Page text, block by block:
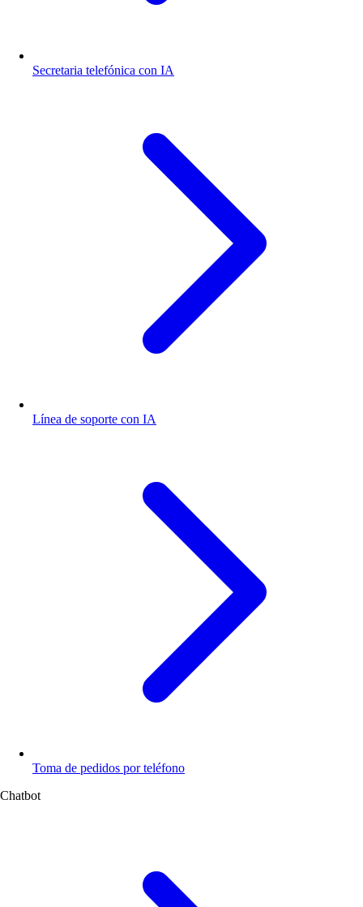
Secretaria telefónica con IA
Línea de soporte con IA
Toma de pedidos por teléfono
Chatbot